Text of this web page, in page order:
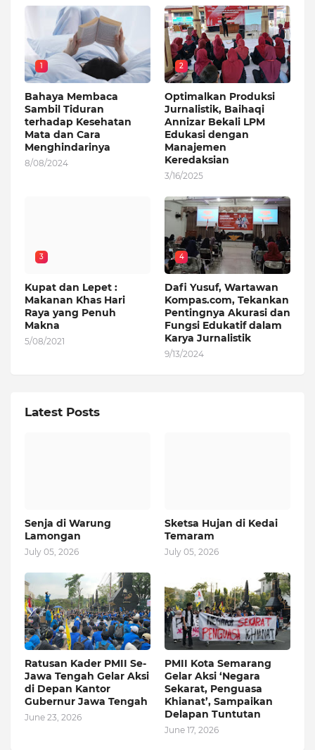
1
Bahaya Membaca
Sambil Tiduran
terhadap Kesehatan
Mata dan Cara
Menghindarinya
8/08/2024
2
Optimalkan Produksi
Jurnalistik, Baihaqi
Annizar Bekali LPM
Edukasi dengan
Manajemen
Keredaksian
3/16/2025
3
Kupat dan Lepet :
Makanan Khas Hari
Raya yang Penuh
Makna
5/08/2021
4
Dafi Yusuf, Wartawan
Kompas.com, Tekankan
Pentingnya Akurasi dan
Fungsi Edukatif dalam
Karya Jurnalistik
9/13/2024
Latest Posts
Senja di Warung
Lamongan
July 05, 2026
Sketsa Hujan di Kedai
Temaram
July 05, 2026
Ratusan Kader PMII Se-
Jawa Tengah Gelar Aksi
di Depan Kantor
Gubernur Jawa Tengah
June 23, 2026
PMII Kota Semarang
Gelar Aksi ‘Negara
Sekarat, Penguasa
Khianat’, Sampaikan
Delapan Tuntutan
June 17, 2026